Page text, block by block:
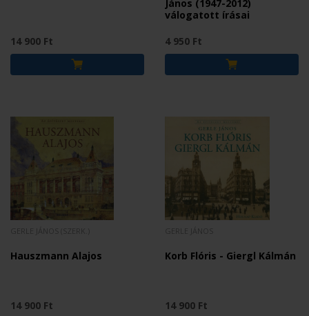
14 900 Ft
János (1947-2012)
válogatott írásai
4 950 Ft
Hauszmann Alajos
14 900 Ft
Korb Flóris - Giergl Kálmán
14 900 Ft